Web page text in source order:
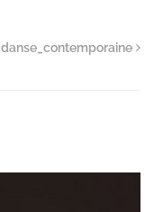
danse_contemporaine